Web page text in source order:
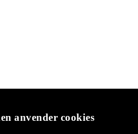
anvender cookies